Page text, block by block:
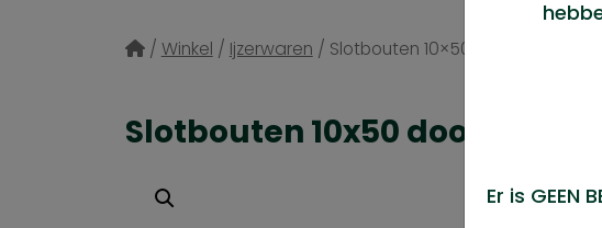
/ Winkel / Ijzerwaren / Slotbouten 10×50 doos 100stuks
Slotbouten 10x50 doos
Er is GEEN